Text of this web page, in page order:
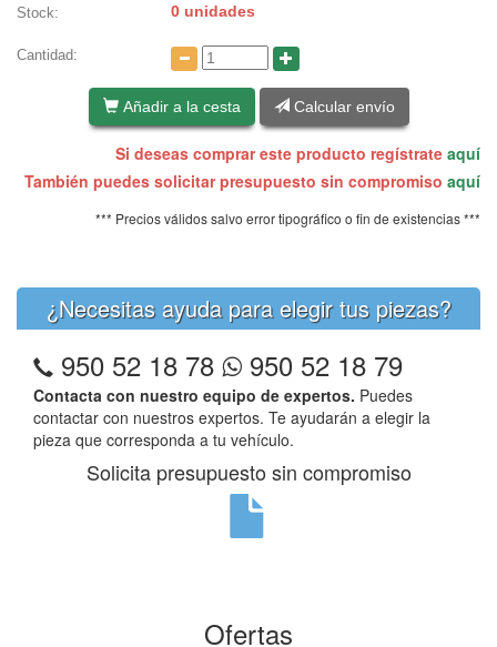
Stock: 0 unidades
Cantidad:
Añadir a la cesta Calcular envío
Si deseas comprar este producto regístrate aquí
También puedes solicitar presupuesto sin compromiso aquí
*** Precios válidos salvo error tipográfico o fin de existencias ***
¿Necesitas ayuda para elegir tus piezas?
950 52 18 78 950 52 18 79
Contacta con nuestro equipo de expertos. Puedes
contactar con nuestros expertos. Te ayudarán a elegir la
pieza que corresponda a tu vehículo.
Solicita presupuesto sin compromiso
Ofertas